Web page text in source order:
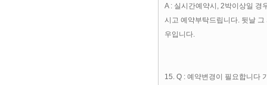
A : 실시간예약시, 2박이상일 경
시고 예약부탁드립니다. 뒷날
우입니다.
15. Q : 예약변경이 필요합니다